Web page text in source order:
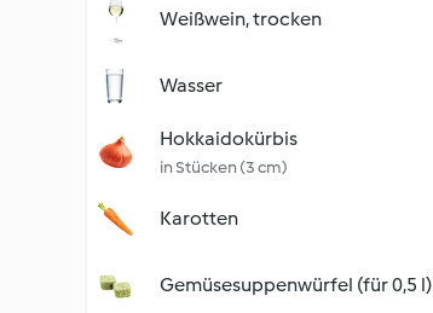
Weißwein, trocken
Wasser
Hokkaidokürbis
in Stücken (3 cm)
Karotten
Gemüsesuppenwürfel (für 0,5 l)